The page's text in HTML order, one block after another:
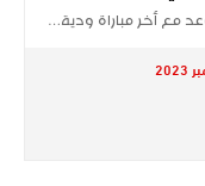
مع أخر مباراة ودية…